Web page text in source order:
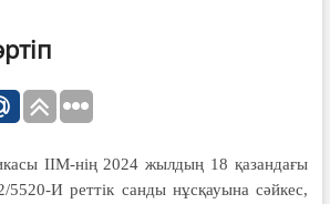
ІІМ-нің 2024 жылдың 18 қазандағы
И реттік санды нұсқауына сәйкес,